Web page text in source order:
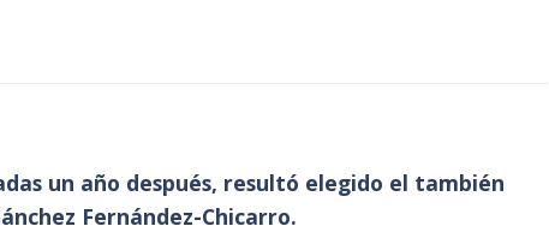
un año después, resultó elegido el también
Fernández-Chicarro.